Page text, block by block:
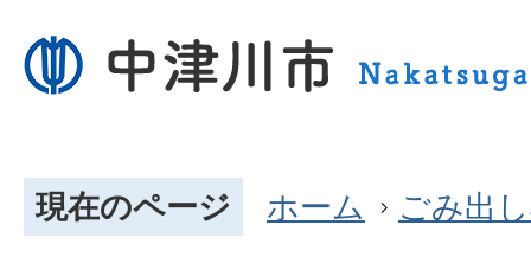
現在のページ ホーム ごみ出